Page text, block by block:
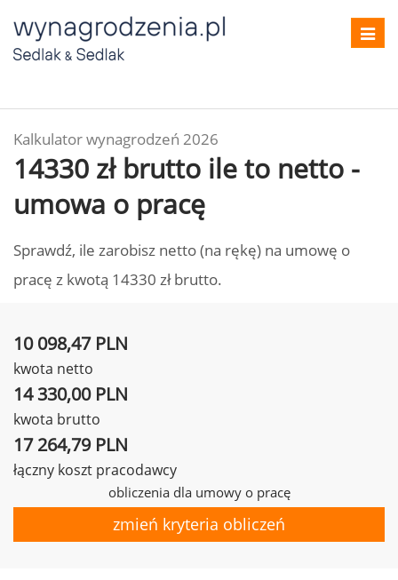
Kalkulator wynagrodzeń 2026
14330 zł brutto ile to netto -
umowa o pracę
Sprawdź, ile zarobisz netto (na rękę) na umowę o
pracę z kwotą 14330 zł brutto.
10 098,47 PLN
kwota netto
14 330,00 PLN
kwota brutto
17 264,79 PLN
łączny koszt pracodawcy
obliczenia dla umowy o pracę
zmień kryteria obliczeń